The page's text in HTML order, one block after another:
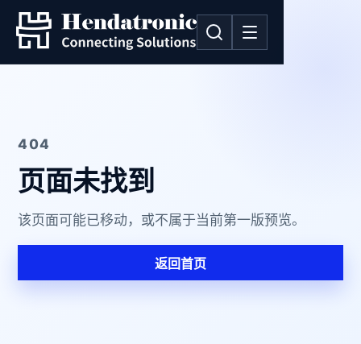
404
页面未找到
该页面可能已移动，或不属于当前第一版预览。
返回首页